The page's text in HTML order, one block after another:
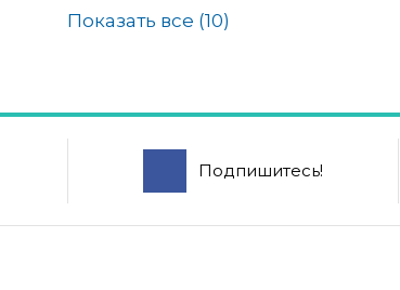
Показать все (10)
Подпишитесь!